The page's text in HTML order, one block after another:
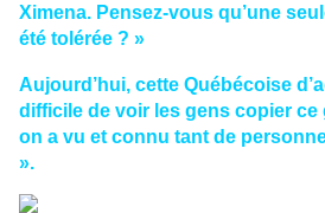
Ximena. Pensez-vous qu’une
été tolérée ? »
Aujourd’hui, cette Québécoise
difficile de voir les gens copier
on a vu et connu tant de
».